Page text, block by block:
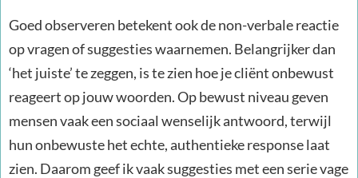
Goed observeren betekent ook de non-verbale reactie
op vragen of suggesties waarnemen. Belangrijker dan
‘het juiste’ te zeggen, is te zien hoe je cliënt onbewust
reageert op jouw woorden. Op bewust niveau geven
mensen vaak een sociaal wenselijk antwoord, terwijl
hun onbewuste het echte, authentieke response laat
zien. Daarom geef ik vaak suggesties met een serie vage